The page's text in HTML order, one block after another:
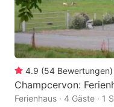
4.9 (54 Bewertungen)
Champcervon:
Ferienhaus · 4 Gäste · 1